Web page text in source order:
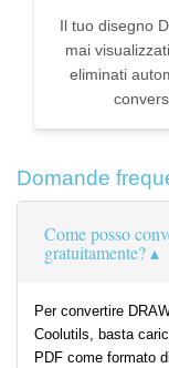
Il tuo disegno
mai
eliminati
Domande
Come posso
gratuitamente?
Per convertire
Coolutils, basta
PDF come formato